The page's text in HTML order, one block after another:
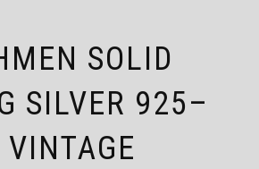
SOLID
SILVER 925–